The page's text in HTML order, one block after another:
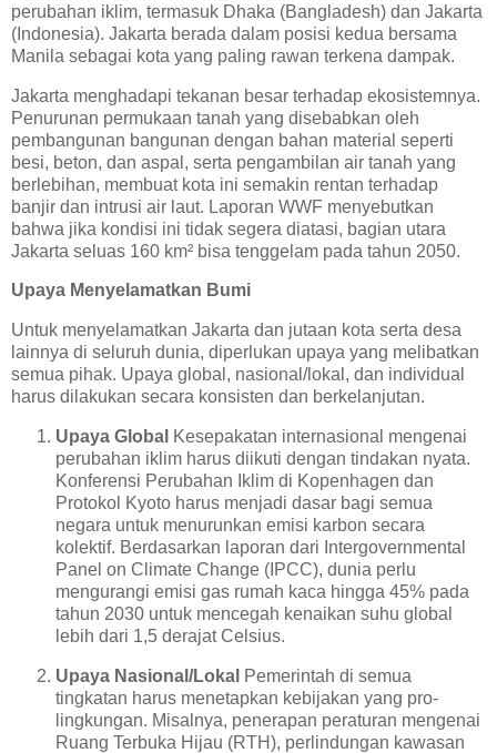
perubahan iklim, termasuk Dhaka (Bangladesh) dan Jakarta
(Indonesia). Jakarta berada dalam posisi kedua bersama
Manila sebagai kota yang paling rawan terkena dampak.
Jakarta menghadapi tekanan besar terhadap ekosistemnya.
Penurunan permukaan tanah yang disebabkan oleh
pembangunan bangunan dengan bahan material seperti
besi, beton, dan aspal, serta pengambilan air tanah yang
berlebihan, membuat kota ini semakin rentan terhadap
banjir dan intrusi air laut. Laporan WWF menyebutkan
bahwa jika kondisi ini tidak segera diatasi, bagian utara
Jakarta seluas 160 km² bisa tenggelam pada tahun 2050.
Upaya Menyelamatkan Bumi
Untuk menyelamatkan Jakarta dan jutaan kota serta desa
lainnya di seluruh dunia, diperlukan upaya yang melibatkan
semua pihak. Upaya global, nasional/lokal, dan individual
harus dilakukan secara konsisten dan berkelanjutan.
Upaya Global Kesepakatan internasional mengenai
perubahan iklim harus diikuti dengan tindakan nyata.
Konferensi Perubahan Iklim di Kopenhagen dan
Protokol Kyoto harus menjadi dasar bagi semua
negara untuk menurunkan emisi karbon secara
kolektif. Berdasarkan laporan dari Intergovernmental
Panel on Climate Change (IPCC), dunia perlu
mengurangi emisi gas rumah kaca hingga 45% pada
tahun 2030 untuk mencegah kenaikan suhu global
lebih dari 1,5 derajat Celsius.
Upaya Nasional/Lokal Pemerintah di semua
tingkatan harus menetapkan kebijakan yang pro-
lingkungan. Misalnya, penerapan peraturan mengenai
Ruang Terbuka Hijau (RTH), perlindungan kawasan